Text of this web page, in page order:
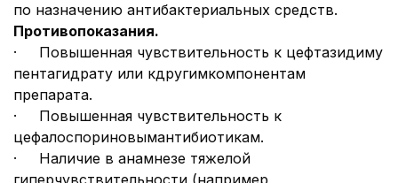
по назначению антибактериальных средств.
Противопоказания.
· Повышенная чувствительность к цефтазидиму
пентагидрату или кдругимкомпонентам
препарата.
· Повышенная чувствительность к
цефалоспориновымантибиотикам.
· Наличие в анамнезе тяжелой
гиперчувствительности (например,